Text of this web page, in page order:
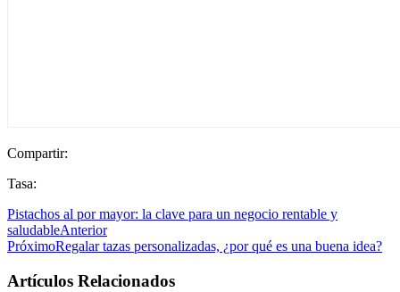
Compartir:
Tasa:
Pistachos al por mayor: la clave para un negocio rentable y
saludableAnterior
PróximoRegalar tazas personalizadas, ¿por qué es una buena idea?
Artículos Relacionados